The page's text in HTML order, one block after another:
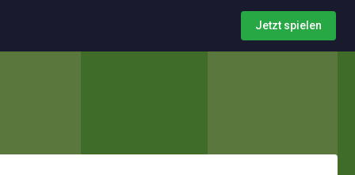
Jetzt spielen